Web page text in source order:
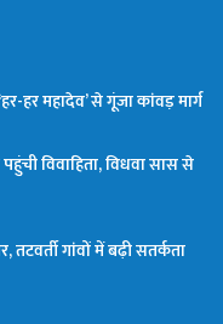
हर महादेव’ से गूंजा कांवड़ मार्ग
विवाहिता, विधवा सास से
गांवों में बढ़ी सतर्कता